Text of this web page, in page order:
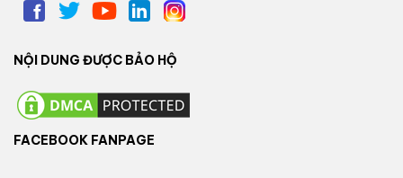
NỘI DUNG ĐƯỢC BẢO HỘ
FACEBOOK FANPAGE